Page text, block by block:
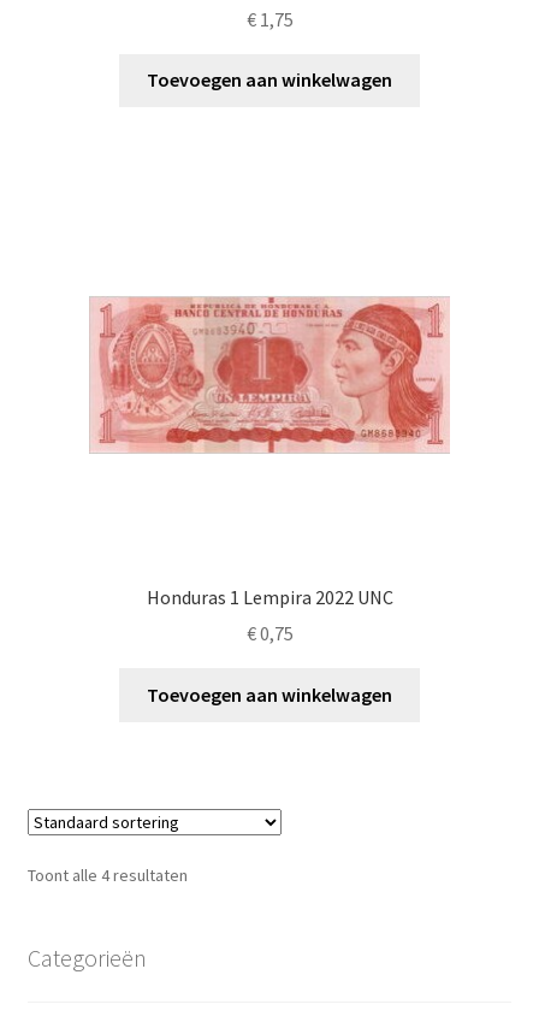
€1,75
Toevoegen aan winkelwagen
Honduras 1 Lempira 2022 UNC
€0,75
Toevoegen aan winkelwagen
Toont alle 4 resultaten
Categorieën